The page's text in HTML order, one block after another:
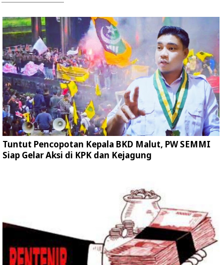
Tuntut Pencopotan Kepala BKD Malut, PW SEMMI
Siap Gelar Aksi di KPK dan Kejagung